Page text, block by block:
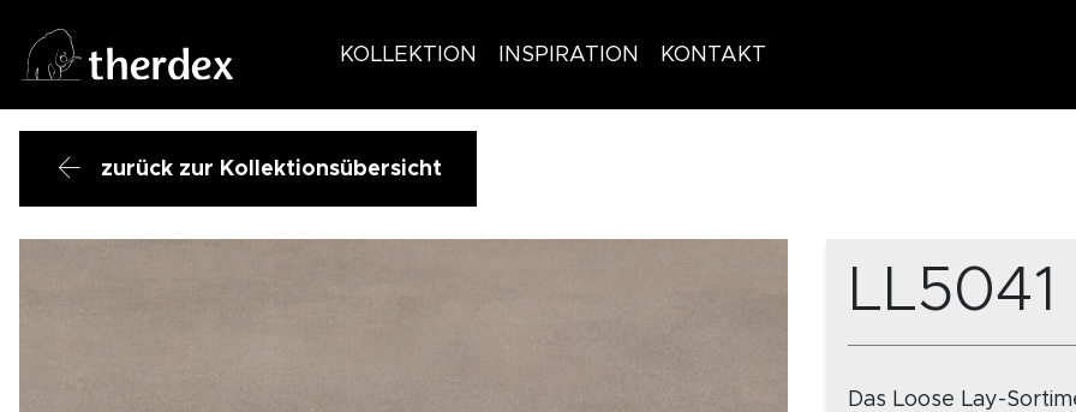
KOLLEKTION INSPIRATION KONTAKT
zurück zur Kollektionsübersicht
LL5041
Das Loose Lay-